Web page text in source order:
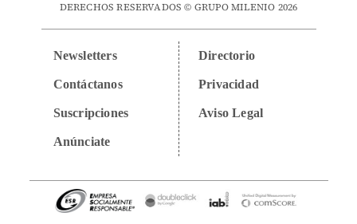
DERECHOS RESERVADOS © GRUPO MILENIO 2026
Newsletters
Contáctanos
Suscripciones
Anúnciate
Directorio
Privacidad
Aviso Legal